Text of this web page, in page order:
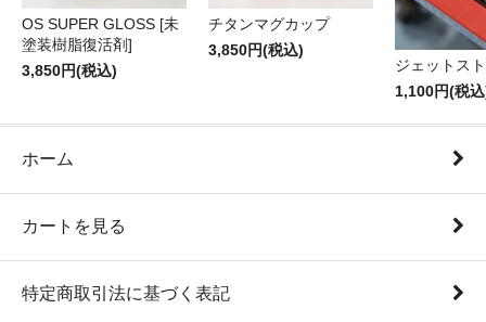
OS SUPER GLOSS [未
塗装樹脂復活剤]
3,850円(税込)
チタンマグカップ
3,850円(税込)
ジェットス
1,100円(税
ホーム
カートを見る
特定商取引法に基づく表記